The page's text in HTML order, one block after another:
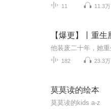
11 11.3万
182 23.3万
莫莫读的绘本
莫莫读的kids a-z